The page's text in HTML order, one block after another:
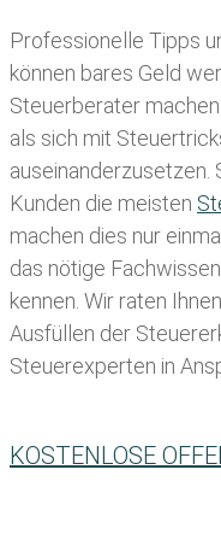
Professionelle Tipps
können bares Geld
Steuerberater
als sich mit
auseinanderzusetzen.
Kunden die meisten
machen dies nur
das nötige
kennen. Wir raten
Ausfüllen der
Steuerexperten in
KOSTENLOSE